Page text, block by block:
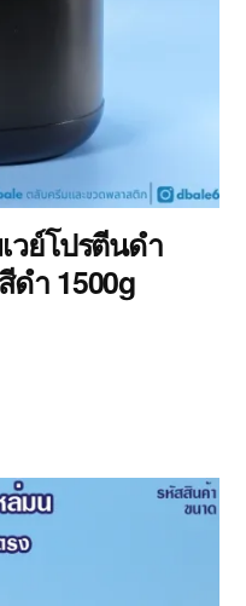
วย์โปรตีนดำ
ดำ 1500g